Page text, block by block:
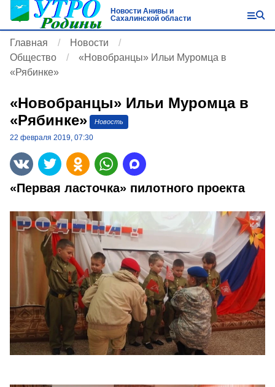
Новости Анивы и
Сахалинской области
Главная
Новости
Общество
«Новобранцы» Ильи Муромца в
«Рябинке»
«Новобранцы» Ильи Муромца в
«Рябинке»
Новость
22 февраля 2019, 07:30
«Первая ласточка» пилотного проекта